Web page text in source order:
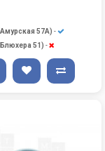
57А) -
51) -